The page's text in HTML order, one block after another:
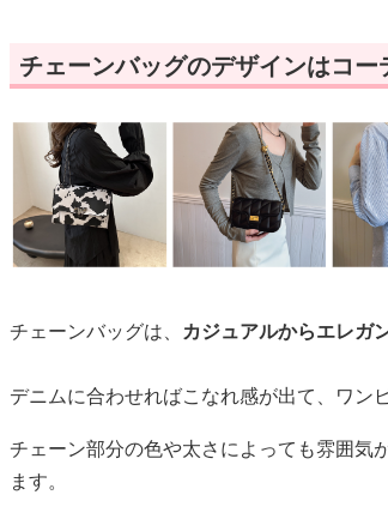
チェーンバッグのデザインはコ
チェーンバッグは、 カジュアルからエレガ
デニムに合わせればこなれ感が出て、ワン
チェーン部分の色や太さによっても雰囲気
ます。